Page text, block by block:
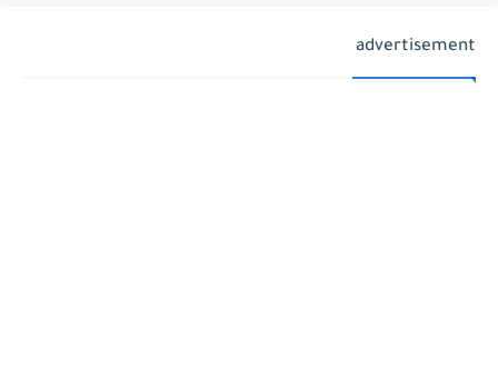
advertisement